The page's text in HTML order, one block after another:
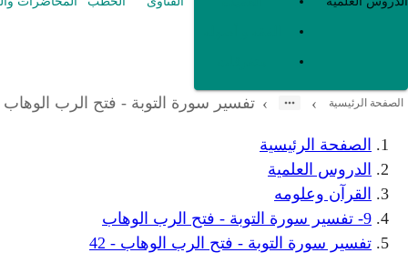
الصفحة الرئيسية ›
› تفسير سورة التوبة - فتح الرب الوهاب -
الصفحة الرئيسية
الدروس العلمية
القرآن وعلومه
9- تفسير سورة التوبة - فتح الرب الوهاب
تفسير سورة التوبة - فتح الرب الوهاب - 42